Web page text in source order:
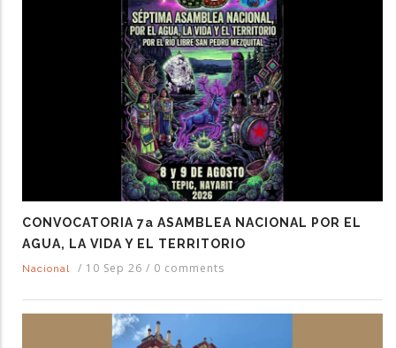
CONVOCATORIA 7a ASAMBLEA NACIONAL POR EL
AGUA, LA VIDA Y EL TERRITORIO
Nacional / 10 Sep 26 / 0 comments